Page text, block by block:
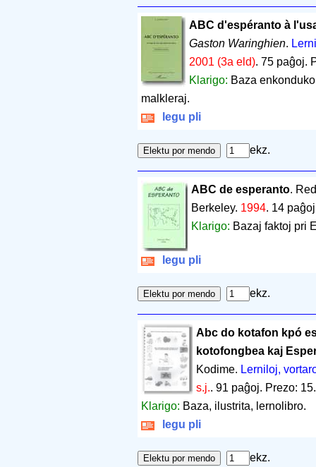
ABC d'espéranto à
Gaston Waringhien.
2001 (3a eld). 75 paĝoj.
Klarigo: Baza
malkleraj.
legu pli
ekz.
ABC de esperanto.
Berkeley. 1994. 14 paĝoj
Klarigo: Bazaj faktoj pri
legu pli
ekz.
Abc do kotafon kpó
kotofongbea kaj
Kodime. Lerniloj,
s.j.. 91 paĝoj. Prezo:
Klarigo: Baza, ilustrita, lernolibro.
legu pli
ekz.